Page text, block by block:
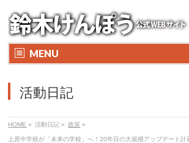
MENU
活動日記
HOME » 活動日記 » 政策 »
上原中学校が「未来の学校」へ！20年目の大規模アップデート計